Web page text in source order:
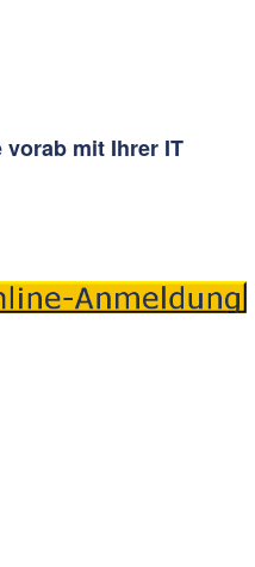
vorab mit Ihrer IT